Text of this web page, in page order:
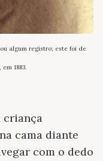
algum registro; este foi de
1883.
criança
cama diante
com o dedo